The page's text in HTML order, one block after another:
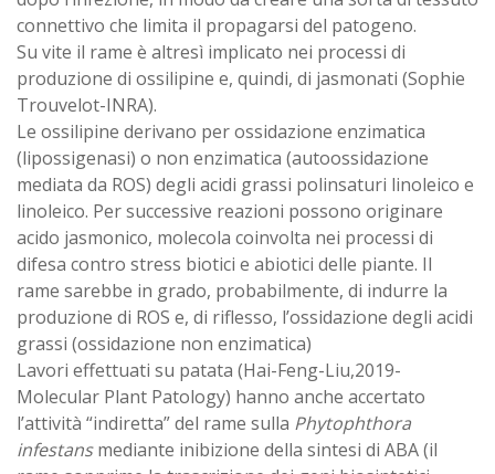
connettivo che limita il propagarsi del patogeno.
Su vite il rame è altresì implicato nei processi di
produzione di ossilipine e, quindi, di jasmonati (Sophie
Trouvelot-INRA).
Le ossilipine derivano per ossidazione enzimatica
(lipossigenasi) o non enzimatica (autoossidazione
mediata da ROS) degli acidi grassi polinsaturi linoleico e
linoleico. Per successive reazioni possono originare
acido jasmonico, molecola coinvolta nei processi di
difesa contro stress biotici e abiotici delle piante. Il
rame sarebbe in grado, probabilmente, di indurre la
produzione di ROS e, di riflesso, l’ossidazione degli acidi
grassi (ossidazione non enzimatica)
Lavori effettuati su patata (Hai-Feng-Liu,2019-
Molecular Plant Patology) hanno anche accertato
l’attività “indiretta” del rame sulla Phytophthora
infestansmediante inibizione della sintesi di ABA (il